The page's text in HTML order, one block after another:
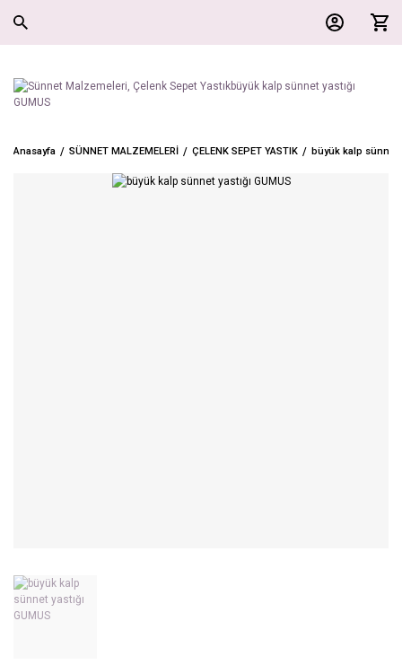
Anasayfa SÜNNET MALZEMELERİ ÇELENK SEPET YASTIK büyük kalp sünnet